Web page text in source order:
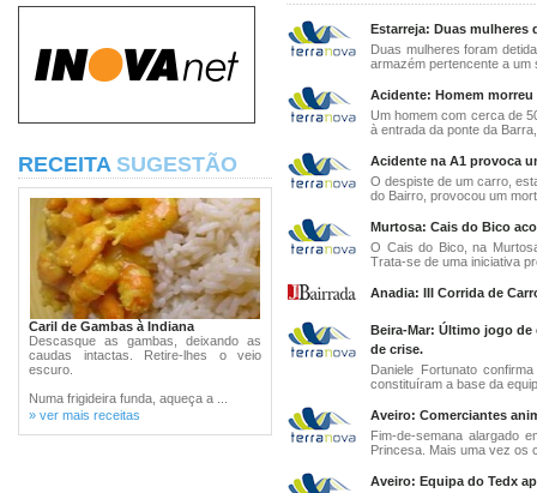
RECEITA SUGESTÃO
Caril de Gambas à Indiana
Descasque as gambas, deixando as
caudas intactas. Retire-lhes o veio
escuro.
Numa frigideira funda, aqueça a ...
» ver mais receitas
Estarreja: Duas mulheres
Duas mulheres foram
armazém pertencente a
Acidente: Homem morreu
Um homem com cerca de
à entrada da ponte da
Acidente na A1 provoca
O despiste de um carro,
do Bairro, provocou um
Murtosa: Cais do Bico
O Cais do Bico, na
Trata-se de uma iniciativa
Anadia: III Corrida de
Beira-Mar: Último jogo
de crise.
Daniele Fortunato
constituíram a base da
Aveiro: Comerciantes
Fim-de-semana alargado
Princesa. Mais uma vez os
Aveiro: Equipa do Tedx